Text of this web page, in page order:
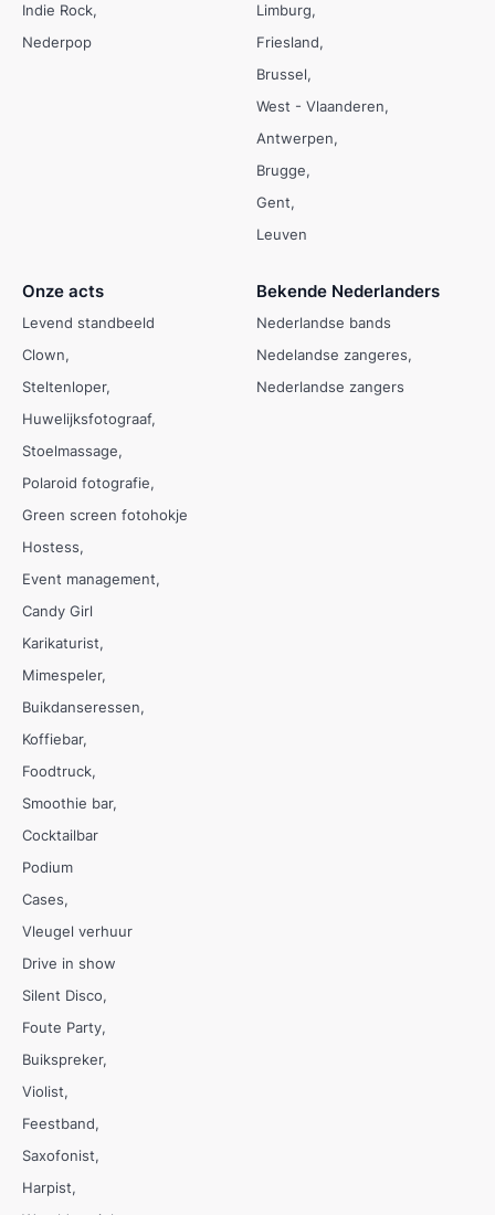
Indie Rock
Nederpop
Limburg
Friesland
Brussel
West - Vlaanderen
Antwerpen
Brugge
Gent
Leuven
Onze acts
Levend standbeeld
Clown
Steltenloper
Huwelijksfotograaf
Stoelmassage
Polaroid fotografie
Green screen fotohokje
Hostess
Event management
Candy Girl
Karikaturist
Mimespeler
Buikdanseressen
Koffiebar
Foodtruck
Smoothie bar
Cocktailbar
Podium
Cases
Vleugel verhuur
Drive in show
Silent Disco
Foute Party
Buikspreker
Violist
Feestband
Saxofonist
Harpist
Bekende Nederlanders
Nederlandse bands
Nedelandse zangeres
Nederlandse zangers